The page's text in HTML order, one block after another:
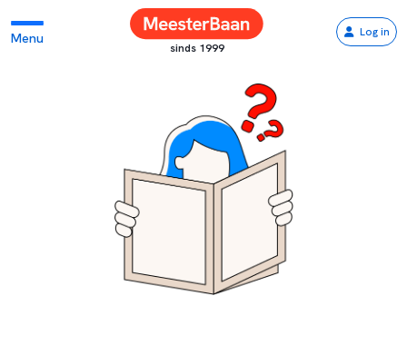
Menu
sinds 1999
Log in